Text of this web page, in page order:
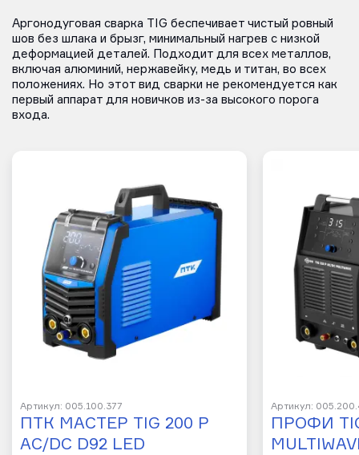
Аргонодуговая сварка TIG беспечивает чистый ровный
шов без шлака и брызг, минимальный нагрев с низкой
деформацией деталей. Подходит для всех металлов,
включая алюминий, нержавейку, медь и титан, во всех
положениях. Но этот вид сварки не рекомендуется как
первый аппарат для новичков из-за высокого порога
входа.
Артикул: 005.100.377
ПТК МАСТЕР TIG 200 P
AC/DC D92 LED
Артикул:
ПРОФИ